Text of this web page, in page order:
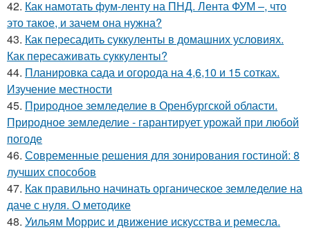
42. Как намотать фум-ленту на ПНД. Лента ФУМ –, что
это такое, и зачем она нужна?
43. Как пересадить суккуленты в домашних условиях.
Как пересаживать суккуленты?
44. Планировка сада и огорода на 4,6,10 и 15 сотках.
Изучение местности
45. Природное земледелие в Оренбургской области.
Природное земледелие - гарантирует урожай при любой
погоде
46. Современные решения для зонирования гостиной: 8
лучших способов
47. Как правильно начинать органическое земледелие на
даче с нуля. О методике
48. Уильям Моррис и движение искусства и ремесла.